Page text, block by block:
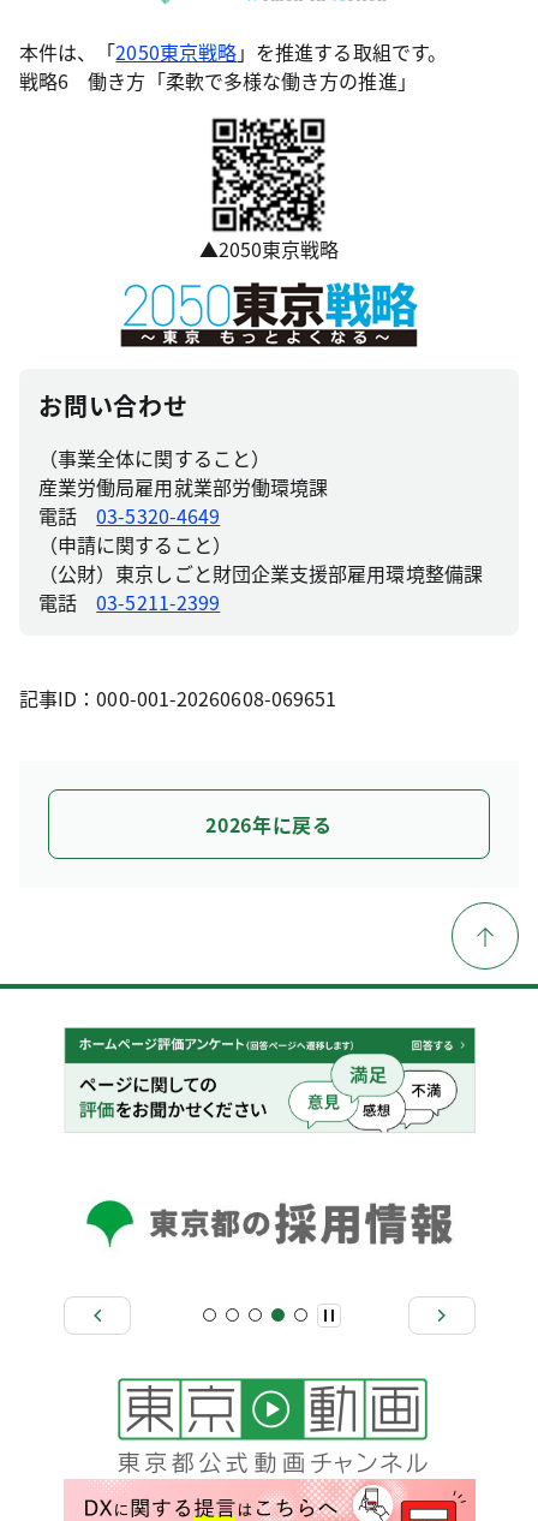
本件は、「2050東京戦略」を推進する取組です。
戦略6 働き方「柔軟で多様な働き方の推進」
▲2050東京戦略
お問い合わせ
（事業全体に関すること）
産業労働局雇用就業部労働環境課
電話03-5320-4649
（申請に関すること）
（公財）東京しごと財団企業支援部雇用環境整備課
電話03-5211-2399
記事ID：000-001-20260608-069651
2026年に戻る